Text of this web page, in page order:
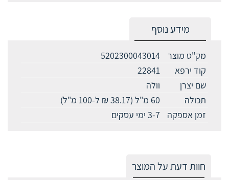
מידע נוסף
מק"ט מוצר
5202300043014
קוד ירפא
22841
שם יצרן
וולה
תכולה
60 מ"ל (38.17 ₪ ל-100 מ"ל)
זמן אספקה
3-7 ימי עסקים
חוות דעת על המוצר